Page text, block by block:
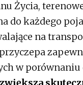
Życia,
do każdego
na
w porównaniu